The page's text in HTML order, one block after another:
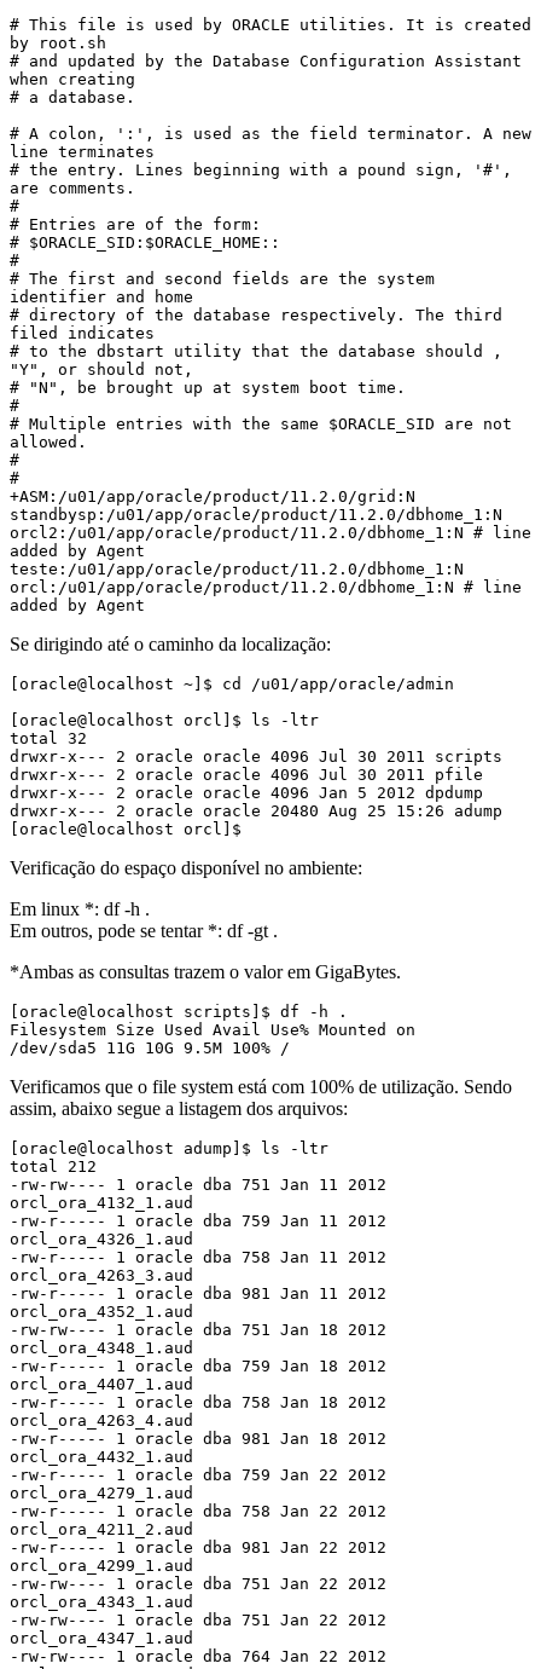
# This file is used by ORACLE utilities. It is created
by root.sh
# and updated by the Database Configuration Assistant
when creating
# a database.
# A colon, ':', is used as the field terminator. A new
line terminates
# the entry. Lines beginning with a pound sign, '#',
are comments.
#
# Entries are of the form:
# $ORACLE_SID:$ORACLE_HOME::
#
# The first and second fields are the system
identifier and home
# directory of the database respectively. The third
filed indicates
# to the dbstart utility that the database should ,
"Y", or should not,
# "N", be brought up at system boot time.
#
# Multiple entries with the same $ORACLE_SID are not
allowed.
#
#
+ASM:/u01/app/oracle/product/11.2.0/grid:N
standbysp:/u01/app/oracle/product/11.2.0/dbhome_1:N
orcl2:/u01/app/oracle/product/11.2.0/dbhome_1:N # line
added by Agent
teste:/u01/app/oracle/product/11.2.0/dbhome_1:N
orcl:/u01/app/oracle/product/11.2.0/dbhome_1:N # line
added by Agent
Se dirigindo até o caminho da localização:
[oracle@localhost ~]$ cd /u01/app/oracle/admin
[oracle@localhost orcl]$ ls -ltr
total 32
drwxr-x--- 2 oracle oracle 4096 Jul 30 2011 scripts
drwxr-x--- 2 oracle oracle 4096 Jul 30 2011 pfile
drwxr-x--- 2 oracle oracle 4096 Jan 5 2012 dpdump
drwxr-x--- 2 oracle oracle 20480 Aug 25 15:26 adump
[oracle@localhost orcl]$
Verificação do espaço disponível no ambiente:
Em linux *: df -h .
Em outros, pode se tentar *: df -gt .
*Ambas as consultas trazem o valor em GigaBytes.
[oracle@localhost scripts]$ df -h .
Filesystem Size Used Avail Use% Mounted on
/dev/sda5 11G 10G 9.5M 100% /
Verificamos que o file system está com 100% de utilização. Sendo
assim, abaixo segue a listagem dos arquivos:
[oracle@localhost adump]$ ls -ltr
total 212
-rw-rw---- 1 oracle dba 751 Jan 11 2012
orcl_ora_4132_1.aud
-rw-r----- 1 oracle dba 759 Jan 11 2012
orcl_ora_4326_1.aud
-rw-r----- 1 oracle dba 758 Jan 11 2012
orcl_ora_4263_3.aud
-rw-r----- 1 oracle dba 981 Jan 11 2012
orcl_ora_4352_1.aud
-rw-rw---- 1 oracle dba 751 Jan 18 2012
orcl_ora_4348_1.aud
-rw-r----- 1 oracle dba 759 Jan 18 2012
orcl_ora_4407_1.aud
-rw-r----- 1 oracle dba 758 Jan 18 2012
orcl_ora_4263_4.aud
-rw-r----- 1 oracle dba 981 Jan 18 2012
orcl_ora_4432_1.aud
-rw-r----- 1 oracle dba 759 Jan 22 2012
orcl_ora_4279_1.aud
-rw-r----- 1 oracle dba 758 Jan 22 2012
orcl_ora_4211_2.aud
-rw-r----- 1 oracle dba 981 Jan 22 2012
orcl_ora_4299_1.aud
-rw-rw---- 1 oracle dba 751 Jan 22 2012
orcl_ora_4343_1.aud
-rw-rw---- 1 oracle dba 751 Jan 22 2012
orcl_ora_4347_1.aud
-rw-rw---- 1 oracle dba 764 Jan 22 2012